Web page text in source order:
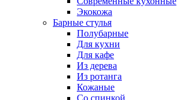
Экокожа
Барные стулья
Полубарные
Для кухни
Для кафе
Из дерева
Из ротанга
Кожаные